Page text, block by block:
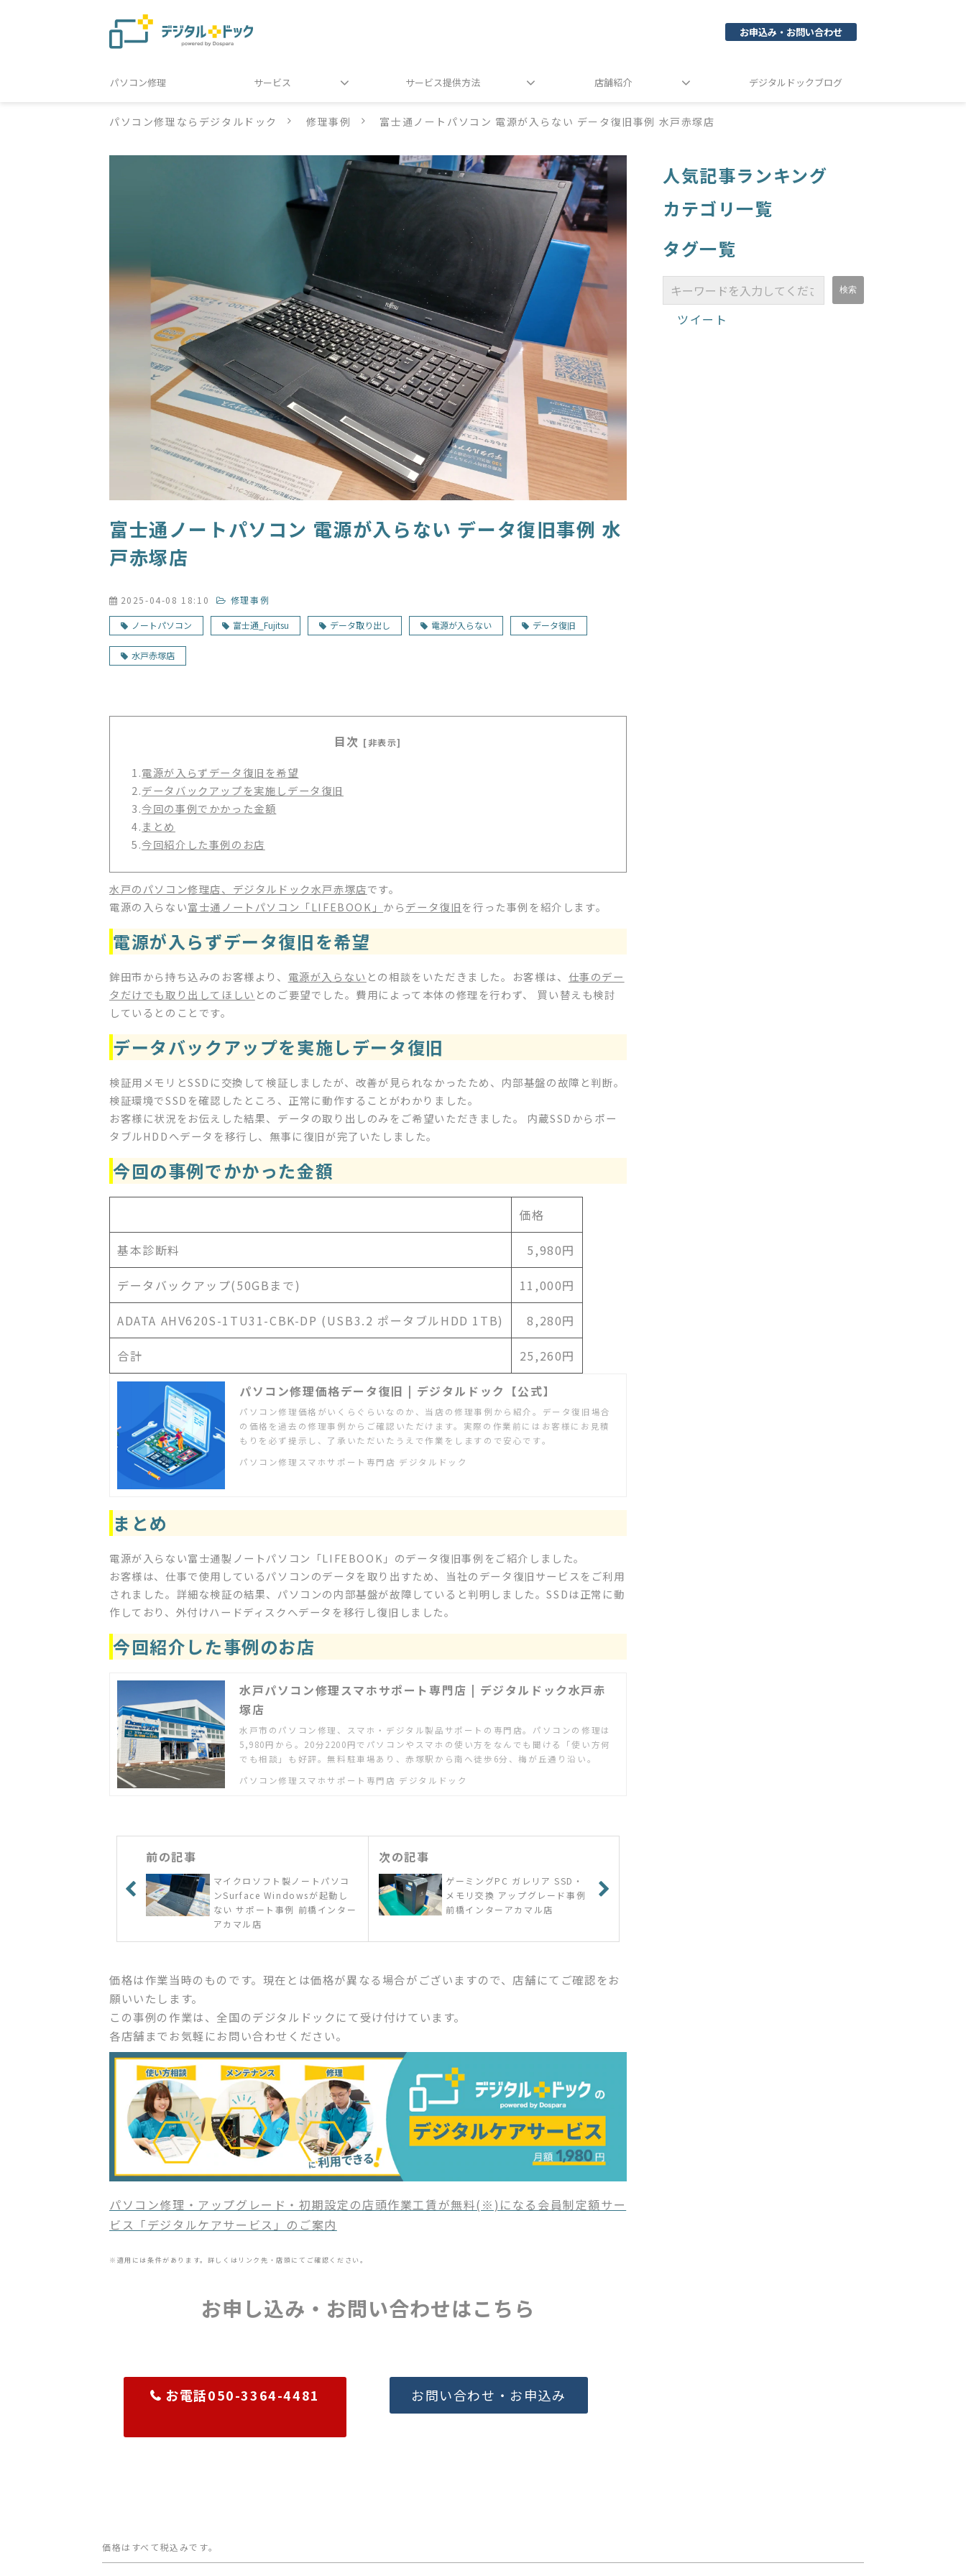
お申込み・お問い合わせ
パソコン修理 サービス サービス提供方法 店舗紹介 デジタルドックブログ
パソコン修理ならデジタルドック 修理事例 富士通ノートパソコン 電源が入らない データ復旧事例 水戸赤塚店
富士通ノートパソコン 電源が入らない データ復旧事例 水
戸赤塚店
2025-04-08 18:10 修理事例
ノートパソコン 富士通_Fujitsu データ取り出し 電源が入らない データ復旧
水戸赤塚店
目次 [非表示]
1.電源が入らずデータ復旧を希望
2.データバックアップを実施しデータ復旧
3.今回の事例でかかった金額
4.まとめ
5.今回紹介した事例のお店
水戸のパソコン修理店、デジタルドック水戸赤塚店です。
電源の入らない富士通ノートパソコン「LIFEBOOK」 からデータ復旧を行った事例を紹介します。
電源が入らずデータ復旧を希望
鉾田市から持ち込みのお客様より、 電源が入らない との相談をいただきました。お客様は、 仕事のデー
タだけでも取り出してほしい とのご要望でした。費用によって本体の修理を行わず、 買い替えも検討
しているとのことです。
データバックアップを実施しデータ復旧
検証用メモリとSSDに交換して検証しましたが、改善が見られなかったため、内部基盤の故障と判断。
検証環境でSSDを確認したところ、正常に動作することがわかりました。
お客様に状況をお伝えした結果、データの取り出しのみをご希望いただきました。 内蔵SSDからポー
タブルHDDへデータを移行し、無事に復旧が完了いたしました。
今回の事例でかかった金額
価格
基本診断料 5,980円
データバックアップ(50GBまで) 11,000円
ADATA AHV620S-1TU31-CBK-DP (USB3.2 ポータブルHDD 1TB) 8,280円
合計 25,260円
パソコン修理価格データ復旧 | デジタルドック【公式】
パソコン修理価格がいくらぐらいなのか、当店の修理事例から紹介。データ復旧場合
の価格を過去の修理事例からご確認いただけます。実際の作業前にはお客様にお見積
もりを必ず提示し、了承いただいたうえで作業をしますので安心です。
パソコン修理スマホサポート専門店 デジタルドック
まとめ
電源が入らない富士通製ノートパソコン「LIFEBOOK」のデータ復旧事例をご紹介しました。
お客様は、仕事で使用しているパソコンのデータを取り出すため、当社のデータ復旧サービスをご利用
されました。詳細な検証の結果、パソコンの内部基盤が故障していると判明しました。SSDは正常に動
作しており、外付けハードディスクへデータを移行し復旧しました。
今回紹介した事例のお店
水戸パソコン修理スマホサポート専門店 | デジタルドック水戸赤
塚店
水戸市のパソコン修理、スマホ・デジタル製品サポートの専門店。パソコンの修理は
5,980円から。20分2200円でパソコンやスマホの使い方をなんでも聞ける「使い方何
でも相談」も好評。無料駐車場あり、赤塚駅から南へ徒歩6分、梅が丘通り沿い。
パソコン修理スマホサポート専門店 デジタルドック
前の記事
マイクロソフト製ノートパソコ
ンSurface Windowsが起動し
ない サポート事例 前橋インター
アカマル店
次の記事
ゲーミングPC ガレリア SSD・
メモリ交換 アップグレード事例
前橋インターアカマル店
価格は作業当時のものです。現在とは価格が異なる場合がございますので、店舗にてご確認をお
願いいたします。
この事例の作業は、全国のデジタルドックにて受け付けています。
各店舗までお気軽にお問い合わせください。
パソコン修理・アップグレード・初期設定の店頭作業工賃が無料(※)になる会員制定額サー
ビス「デジタルケアサービス」のご案内
※適用には条件があります。詳しくはリンク先・店頭にてご確認ください。
お申し込み・お問い合わせはこちら
お電話050-3364-4481 お問い合わせ・お申込み
人気記事ランキング
カテゴリ一覧
タグ一覧
ツイート
価格はすべて税込みです。